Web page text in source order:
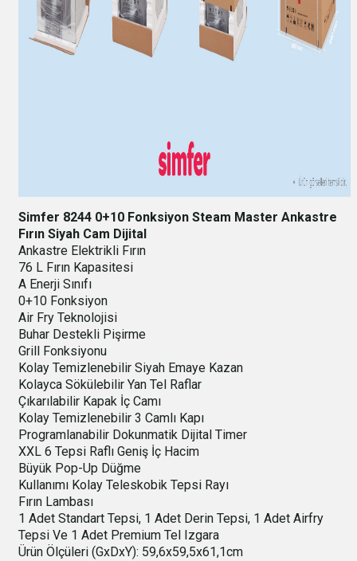
Simfer 8244 0+10 Fonksiyon Steam Master Ankastre
Fırın Siyah Cam Dijital
Ankastre Elektrikli Fırın
76 L Fırın Kapasitesi
A Enerji Sınıfı
0+10 Fonksiyon
Air Fry Teknolojisi
Buhar Destekli Pişirme
Grill Fonksiyonu
Kolay Temizlenebilir Siyah Emaye Kazan
Kolayca Sökülebilir Yan Tel Raflar
Çıkarılabilir Kapak İç Camı
Kolay Temizlenebilir 3 Camlı Kapı
Programlanabilir Dokunmatik Dijital Timer
XXL 6 Tepsi Raflı Geniş İç Hacim
Büyük Pop-Up Düğme
Kullanımı Kolay Teleskobik Tepsi Rayı
Fırın Lambası
1 Adet Standart Tepsi, 1 Adet Derin Tepsi, 1 Adet Airfry
Tepsi Ve 1 Adet Premium Tel Izgara
Ürün Ölçüleri (GxDxY): 59,6x59,5x61,1cm